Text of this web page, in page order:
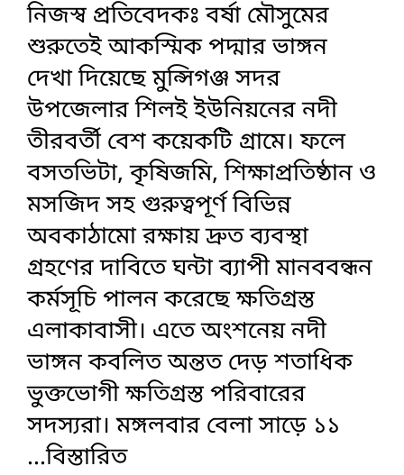
নিজস্ব প্রতিবেদকঃ বর্ষা মৌসুমের
শুরুতেই আকস্মিক পদ্মার ভাঙ্গন
দেখা দিয়েছে মুন্সিগঞ্জ সদর
উপজেলার শিলই ইউনিয়নের নদী
তীরবর্তী বেশ কয়েকটি গ্রামে। ফলে
বসতভিটা, কৃষিজমি, শিক্ষাপ্রতিষ্ঠান ও
মসজিদ সহ গুরুত্বপূর্ণ বিভিন্ন
অবকাঠামো রক্ষায় দ্রুত ব্যবস্থা
গ্রহণের দাবিতে ঘন্টা ব্যাপী মানববন্ধন
কর্মসূচি পালন করেছে ক্ষতিগ্রস্ত
এলাকাবাসী। এতে অংশনেয় নদী
ভাঙ্গন কবলিত অন্তত দেড় শতাধিক
ভুক্তভোগী ক্ষতিগ্রস্ত পরিবারের
সদস্যরা। মঙ্গলবার বেলা সাড়ে ১১
...বিস্তারিত